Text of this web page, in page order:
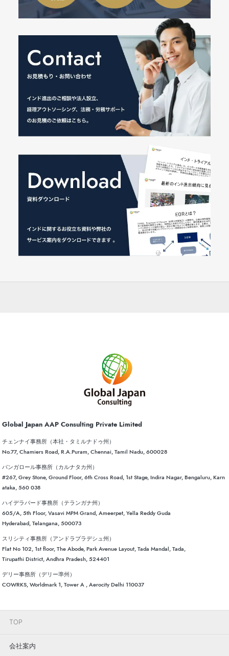
Global Japan AAP Consulting Private Limited
チェンナイ事務所（本社・タミルナドゥ州）
No.77, Chamiers Road, R.A.Puram, Chennai, Tamil Nadu, 600028
バンガロール事務所（カルナタカ州）
#267, Grey Stone, Ground Floor, 6th Cross Road, 1st Stage, Indira Nagar, Bengaluru, Karn
ataka, 560 038
ハイデラバード事務所（テランガナ州）
605/A, 5th Floor, Vasavi MPM Grand, Ameerpet, Yella Reddy Guda
Hyderabad, Telangana, 500073
スリシティ事務所（アンドラプラデシュ州）
Flat No 102, 1st floor, The Abode, Park Avenue Layout, Tada Mandal, Tada,
Tirupathi District, Andhra Pradesh, 524401
デリー事務所（デリー準州）
COWRKS, Worldmark 1, Tower A , Aerocity Delhi 110037
TOP
会社案内